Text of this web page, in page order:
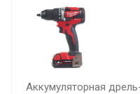
Аккумуляторная